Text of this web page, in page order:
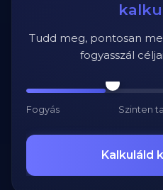
Tudd meg, pontosan
fogyasszál
Fogyás Szinten
Kalkuláld